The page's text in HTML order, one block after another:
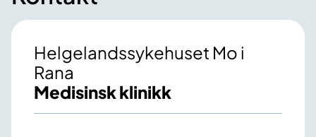
Helgelandssykehuset Mo i
Rana
Medisinsk klinikk